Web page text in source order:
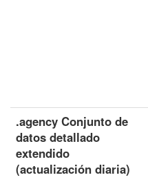
.agency Conjunto de
datos detallado
extendido
(actualización diaria)